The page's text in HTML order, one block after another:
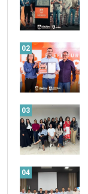
02
03
04